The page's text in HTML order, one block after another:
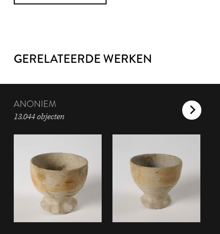
GERELATEERDE WERKEN
ANONIEM
13.044 objecten